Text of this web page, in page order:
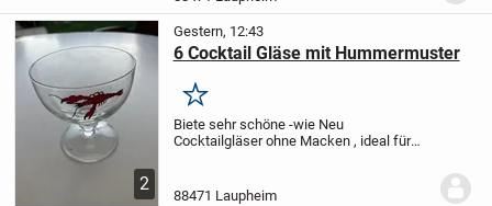
2
Gestern, 12:43
6 Cocktail Gläse mit Hummermuster
Merken
Biete sehr schöne -wie Neu
Cocktailgläser ohne Macken , ideal für
88471 Laupheim